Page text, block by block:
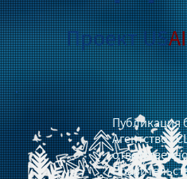
Проект US
Публикация
Агентство